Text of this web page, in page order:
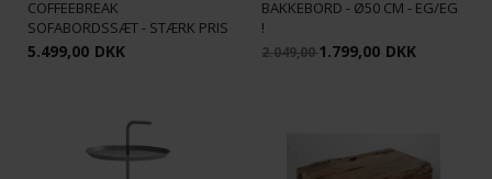
COFFEEBREAK
SOFABORDSSÆT - STÆRK PRIS
5.499,00 DKK
BAKKEBORD - Ø50 CM - EG/EG
!
2.049,001.799,00 DKK